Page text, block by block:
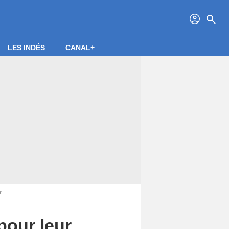
profil search
LES INDÉS CANAL+